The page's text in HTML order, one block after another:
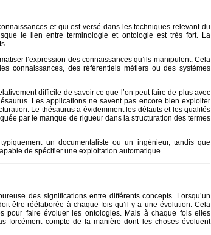
et qui est versé dans les techniques relevant du
le lien entre terminologie et ontologie est très fort. La
l’expression des connaissances qu’ils manipulent. Cela
connaissances, des référentiels métiers ou des systèmes
difficile de savoir ce que l’on peut faire de plus avec
Les applications ne savent pas encore bien exploiter
Le thésaurus a évidemment les défauts et les qualités
par le manque de rigueur dans la structuration des termes
un documentaliste ou un ingénieur, tandis que
de spécifier une exploitation automatique.
des significations entre différents concepts. Lorsqu’un
être réélaborée à chaque fois qu’il y a une évolution. Cela
pour faire évoluer les ontologies. Mais à chaque fois elles
forcément compte de la manière dont les choses évoluent